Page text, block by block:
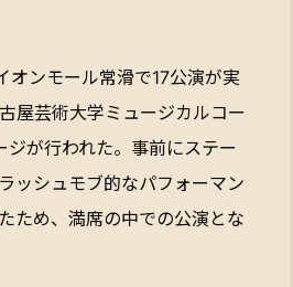
オンモール常滑で17公演が実
屋芸術大学ミュージカルコー
が行われた。事前にステー
ッシュモブ的なパフォーマン
ため、満席の中での公演とな